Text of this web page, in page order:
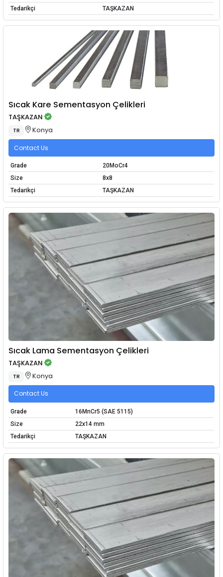
Tedarikçi
TAŞKAZAN
Sıcak Kare Sementasyon Çelikleri
TAŞKAZAN
TR Konya
Contact Us
Grade
20MoCr4
Size
8x8
Tedarikçi
TAŞKAZAN
Sıcak Lama Sementasyon Çelikleri
TAŞKAZAN
TR Konya
Contact Us
Grade
16MnCr5 (SAE 5115)
Size
22x14 mm
Tedarikçi
TAŞKAZAN